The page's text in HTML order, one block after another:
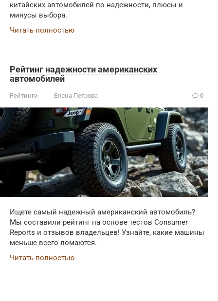
китайских автомобилей по надежности, плюсы и
минусы выбора.
Читать полностью
Рейтинг надежности американских
автомобилей
Рейтинги Елена Петрова 0
Ищете самый надежный американский автомобиль?
Мы составили рейтинг на основе тестов Consumer
Reports и отзывов владельцев! Узнайте, какие машины
меньше всего ломаются.
Читать полностью